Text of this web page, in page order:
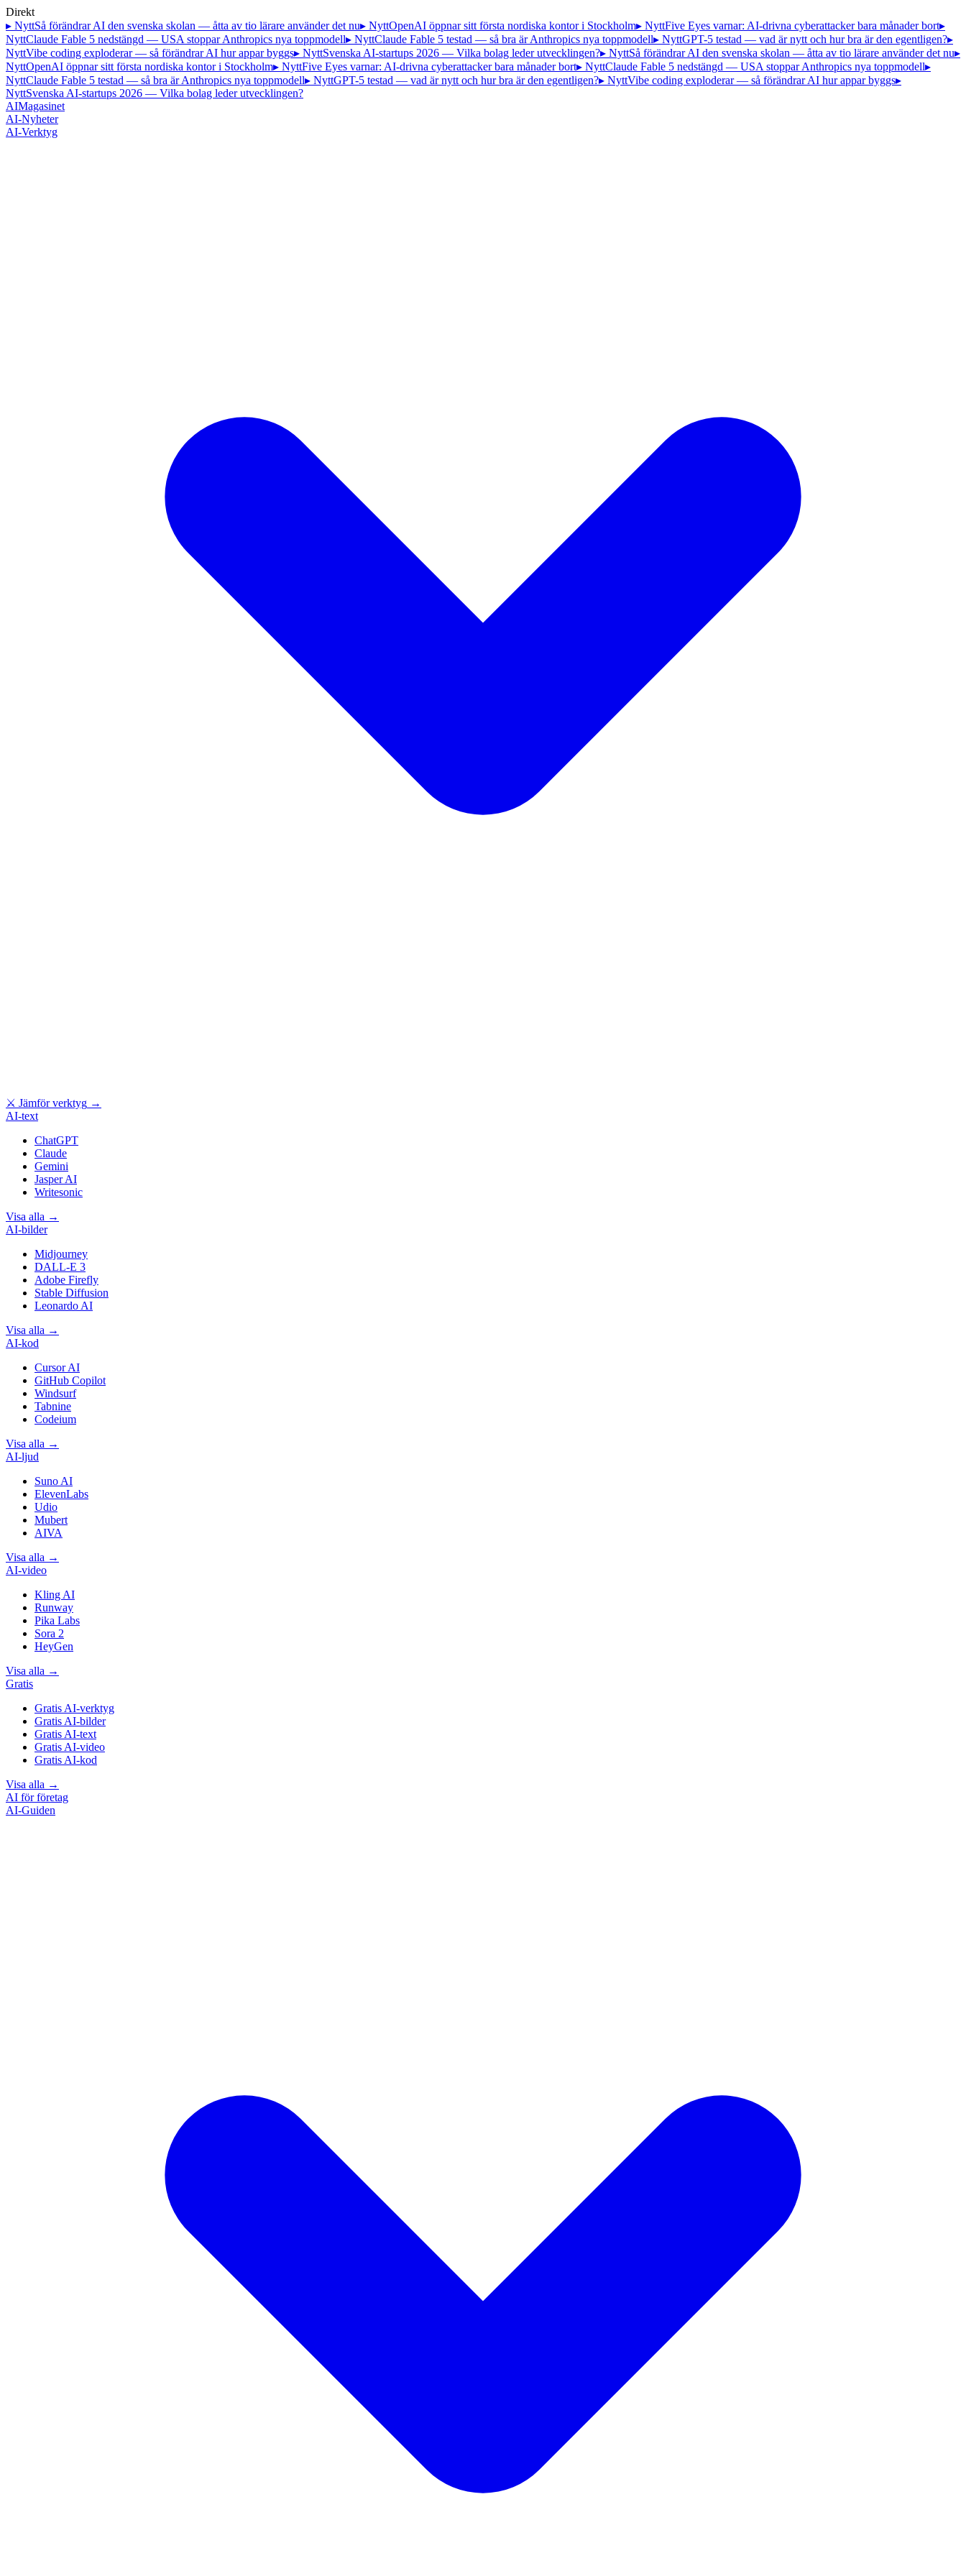
Direkt
▸ NyttSå förändrar AI den svenska skolan — åtta av tio lärare använder det nu▸ NyttOpenAI öppnar sitt första nordiska kontor i Stockholm▸ NyttFive Eyes varnar: AI-drivna cyberattacker bara månader bort▸
NyttClaude Fable 5 nedstängd — USA stoppar Anthropics nya toppmodell▸ NyttClaude Fable 5 testad — så bra är Anthropics nya toppmodell▸ NyttGPT-5 testad — vad är nytt och hur bra är den egentligen?▸
NyttVibe coding exploderar — så förändrar AI hur appar byggs▸ NyttSvenska AI-startups 2026 — Vilka bolag leder utvecklingen?▸ NyttSå förändrar AI den svenska skolan — åtta av tio lärare använder det nu▸
NyttOpenAI öppnar sitt första nordiska kontor i Stockholm▸ NyttFive Eyes varnar: AI-drivna cyberattacker bara månader bort▸ NyttClaude Fable 5 nedstängd — USA stoppar Anthropics nya toppmodell▸
NyttClaude Fable 5 testad — så bra är Anthropics nya toppmodell▸ NyttGPT-5 testad — vad är nytt och hur bra är den egentligen?▸ NyttVibe coding exploderar — så förändrar AI hur appar byggs▸
NyttSvenska AI-startups 2026 — Vilka bolag leder utvecklingen?
AIMagasinet
AI-Nyheter
AI-Verktyg
⚔ Jämför verktyg →
AI-text
ChatGPT
Claude
Gemini
Jasper AI
Writesonic
Visa alla →
AI-bilder
Midjourney
DALL-E 3
Adobe Firefly
Stable Diffusion
Leonardo AI
Visa alla →
AI-kod
Cursor AI
GitHub Copilot
Windsurf
Tabnine
Codeium
Visa alla →
AI-ljud
Suno AI
ElevenLabs
Udio
Mubert
AIVA
Visa alla →
AI-video
Kling AI
Runway
Pika Labs
Sora 2
HeyGen
Visa alla →
Gratis
Gratis AI-verktyg
Gratis AI-bilder
Gratis AI-text
Gratis AI-video
Gratis AI-kod
Visa alla →
AI för företag
AI-Guiden